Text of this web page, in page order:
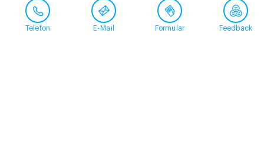
Telefon E-Mail Formular Feedback